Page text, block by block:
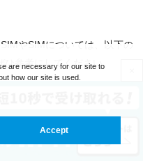
やSIMについては、以下の
参考にしてください。
are necessary for our site to
how our site is used.
Accept